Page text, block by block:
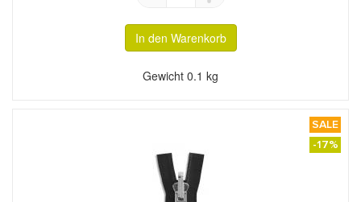
In den Warenkorb
Gewicht 0.1 kg
SALE
-17%